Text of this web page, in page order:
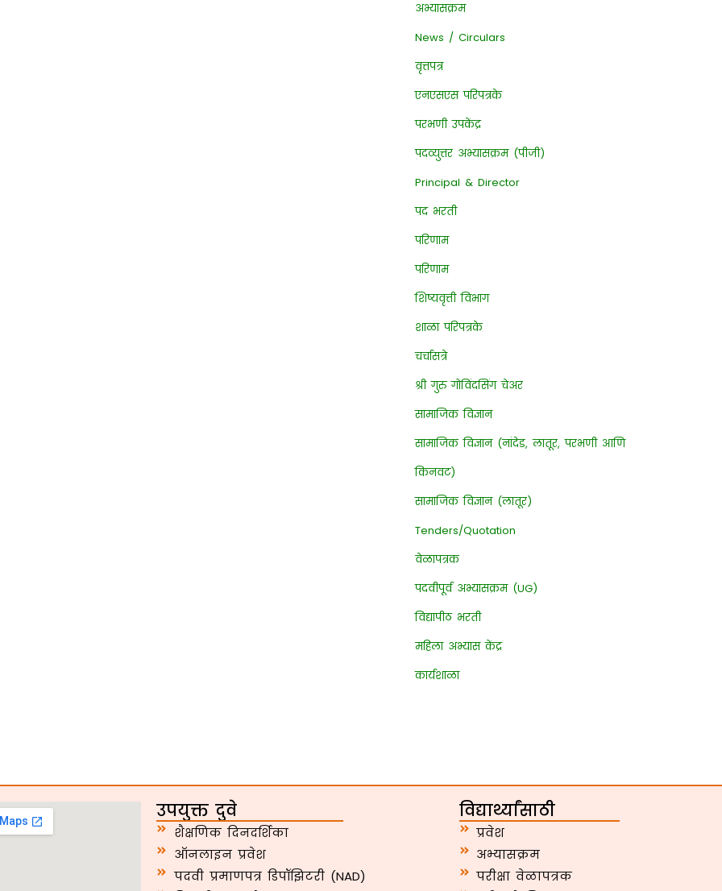
अभ्यासक्रम
News / Circulars
वृत्तपत्र
एनएसएस परिपत्रके
परभणी उपकेंद्र
पदव्युत्तर अभ्यासक्रम (पीजी)
Principal & Director
पद भरती
परिणाम
परिणाम
शिष्यवृत्ती विभाग
शाळा परिपत्रके
चर्चासत्रे
श्री गुरु गोविंदसिंग चेअर
सामाजिक विज्ञान
सामाजिक विज्ञान (नांदेड, लातूर, परभणी आणि
किनवट)
सामाजिक विज्ञान (लातूर)
Tenders/Quotation
वेळापत्रक
पदवीपूर्व अभ्यासक्रम (UG)
विद्यापीठ भरती
महिला अभ्यास केंद्र
कार्यशाळा
उपयुक्त दुवे
शैक्षणिक दिनदर्शिका
ऑनलाइन प्रवेश
पदवी प्रमाणपत्र डिपॉझिटरी (NAD)
विद्यार्थ्यांसाठी
प्रवेश
अभ्यासक्रम
परीक्षा वेळापत्रक